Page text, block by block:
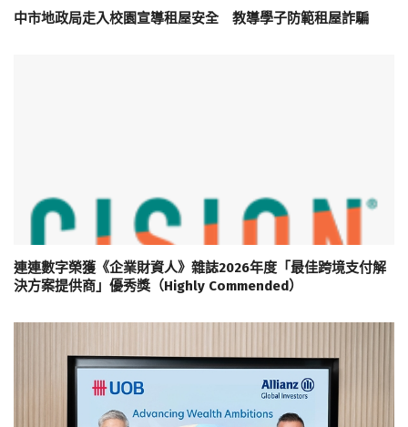
中市地政局走入校園宣導租屋安全 教導學子防範租屋詐騙
連連數字榮獲《企業財資人》雜誌2026年度「最佳跨境支付解
決方案提供商」優秀獎（Highly Commended）